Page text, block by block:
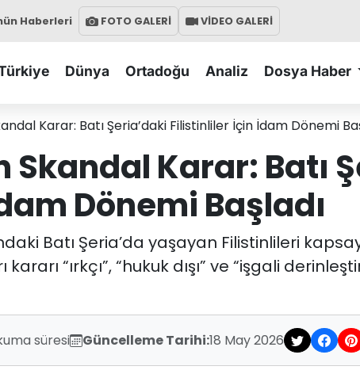
Haberleri FOTO GALERİ VİDEO GALERİ
Dünya Ortadoğu Analiz Dosya Haber
Karar: Batı Şeria’daki Filistinliler İçin İdam Dönemi
Skandal Karar: Batı
Dönemi Başladı
Batı Şeria’da yaşayan Filistinlileri
“ırkçı”, “hukuk dışı” ve “işgali
süresi Güncelleme Tarihi:18 May 2026